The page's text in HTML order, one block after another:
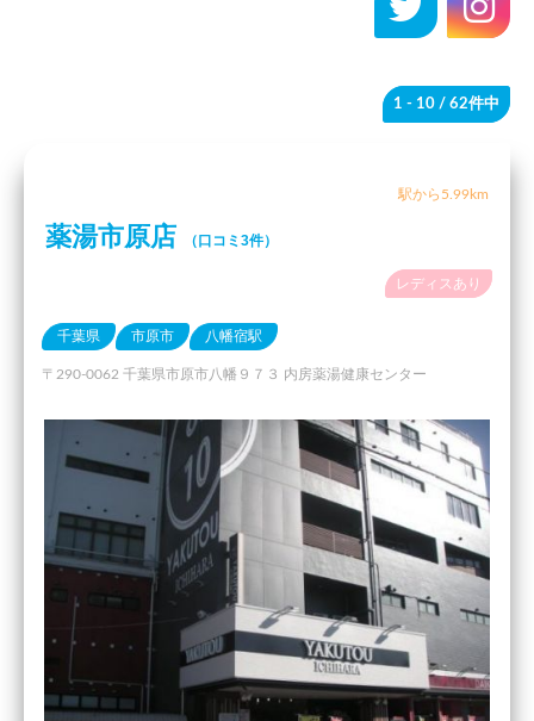
1 - 10 / 62件中
駅から5.99km
薬湯市原店 （口コミ3件）
レディスあり
千葉県 市原市 八幡宿駅
〒290-0062 千葉県市原市八幡９７３ 内房薬湯健康センター